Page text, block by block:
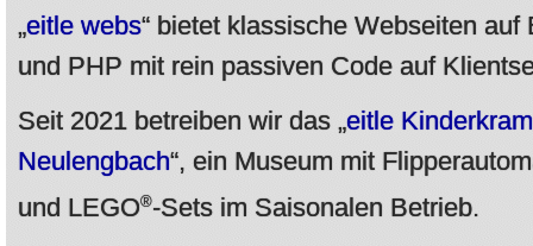
„eitle webs“ bietet klassische Webseiten auf
und PHP mit rein passiven Code auf
Seit 2021 betreiben wir das „eitle Kinderkram
Neulengbach“, ein Museum mit
und LEGO®-Sets im Saisonalen Betrieb.